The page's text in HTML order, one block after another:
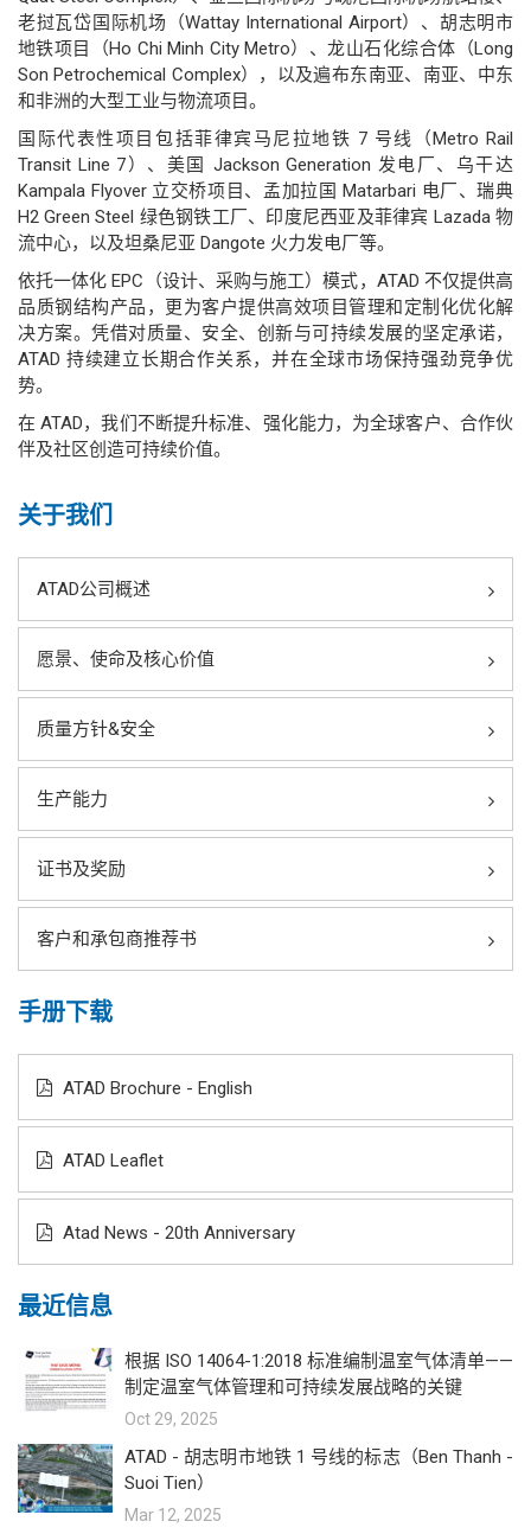
老挝瓦岱国际机场（Wattay International Airport）、胡志明市
地铁项目（Ho Chi Minh City Metro）、龙山石化综合体（Long
Son Petrochemical Complex），以及遍布东南亚、南亚、中东
和非洲的大型工业与物流项目。
国际代表性项目包括菲律宾马尼拉地铁 7 号线（Metro Rail
Transit Line 7）、美国 Jackson Generation 发电厂、乌干达
Kampala Flyover 立交桥项目、孟加拉国 Matarbari 电厂、瑞典
H2 Green Steel 绿色钢铁工厂、印度尼西亚及菲律宾 Lazada 物
流中心，以及坦桑尼亚 Dangote 火力发电厂等。
依托一体化 EPC（设计、采购与施工）模式，ATAD 不仅提供高
品质钢结构产品，更为客户提供高效项目管理和定制化优化解
决方案。凭借对质量、安全、创新与可持续发展的坚定承诺，
ATAD 持续建立长期合作关系，并在全球市场保持强劲竞争优
势。
在 ATAD，我们不断提升标准、强化能力，为全球客户、合作伙
伴及社区创造可持续价值。
关于我们
ATAD公司概述
愿景、使命及核心价值
质量方针&安全
生产能力
证书及奖励
客户和承包商推荐书
手册下载
ATAD Brochure - English
ATAD Leaflet
Atad News - 20th Anniversary
最近信息
根据 ISO 14064-1:2018 标准编制温室气体清单——
制定温室气体管理和可持续发展战略的关键
Oct 29, 2025
ATAD - 胡志明市地铁 1 号线的标志（Ben Thanh -
Suoi Tien）
Mar 12, 2025